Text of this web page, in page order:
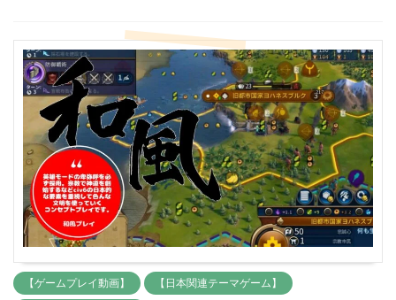
【ゲームプレイ動画】 【日本関連テーマゲーム】